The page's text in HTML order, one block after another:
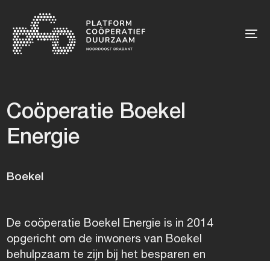
primary
navigation
content
Coöperatie Boekel
Energie
Boekel
De coöperatie Boekel Energie is in 2014
opgericht om de inwoners van Boekel
behulpzaam te zijn bij het besparen en